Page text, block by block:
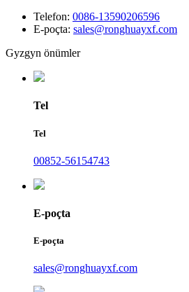
Telefon: 0086-13590206596
E-poçta: sales@ronghuayxf.com
Gyzgyn önümler
Tel
Tel
00852-56154743
E-poçta
E-poçta
sales@ronghuayxf.com